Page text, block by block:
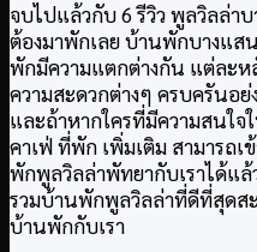
จบไปแล้วกับ 6 รีวิว พูลวิลล่า
ต้องมาพักเลย บ้านพักบางแส
พักมีความแตกต่างกัน แต่ละห
ความสะดวกต่างๆ ครบครันอ
และถ้าหากใครที่มีความสนใจ
คาเฟ่ ที่พัก เพิ่มเติม สามารถ
พักพูลวิลล่าพัทยากับเราได้แ
รวมบ้านพักพูลวิลล่าที่ดีที่สุดสะ
บ้านพักกับเรา